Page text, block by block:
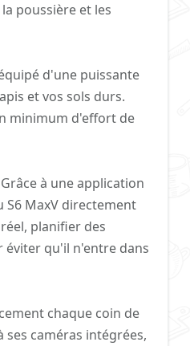
poussière et les
d'une puissante
et vos sols durs.
minimum d'effort de
à une application
MaxV directement
planifier des
éviter qu'il n'entre dans
chaque coin de
caméras intégrées,